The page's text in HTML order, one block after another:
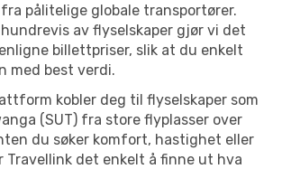
pålitelige globale transportører.
av flyselskaper gjør vi det
billettpriser, slik at du enkelt
med best verdi.
kobler deg til flyselskaper som
(SUT) fra store flyplasser over
du søker komfort, hastighet eller
Travellink det enkelt å finne ut hva